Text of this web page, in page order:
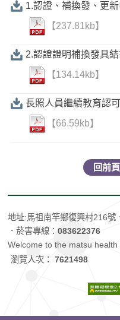
1.認證、補換發、更
【237.81kb】
2.認證證明補換發具
【134.14kb】
長照人員繼續教育認
【66.59kb】
回前頁
地址:馬祖南竿鄉復興村216號
．菸害專線：083622376
Welcome to the matsu
瀏覽人次：7621498